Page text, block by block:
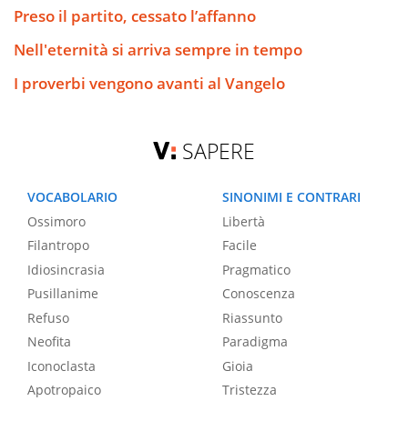
Preso il partito, cessato l’affanno
Nell'eternità si arriva sempre in tempo
I proverbi vengono avanti al Vangelo
SAPERE
VOCABOLARIO
Ossimoro
Filantropo
Idiosincrasia
Pusillanime
Refuso
Neofita
Iconoclasta
Apotropaico
SINONIMI E CONTRARI
Libertà
Facile
Pragmatico
Conoscenza
Riassunto
Paradigma
Gioia
Tristezza